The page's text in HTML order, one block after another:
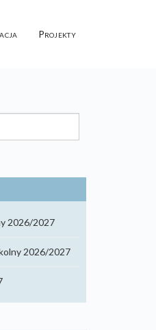
Projekty
2026/2027
2026/2027